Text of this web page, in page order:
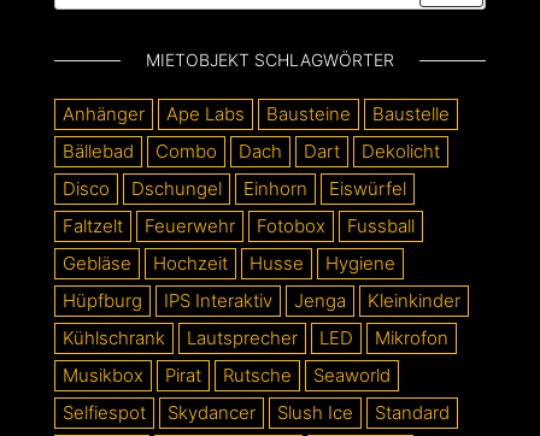
MIETOBJEKT SCHLAGWÖRTER
Anhänger Ape Labs Bausteine
Baustelle
Bällebad
Combo Dach Dart
Dekolicht
Disco
Dschungel Einhorn
Eiswürfel
Faltzelt
Feuerwehr Fotobox
Fussball
Gebläse
Hochzeit Husse
Hygiene
Hüpfburg
IPS Interaktiv Jenga
Kleinkinder
Kühlschrank
Lautsprecher LED
Mikrofon
Musikbox
Pirat Rutsche
Seaworld
Selfiespot
Skydancer Slush Ice
Standard